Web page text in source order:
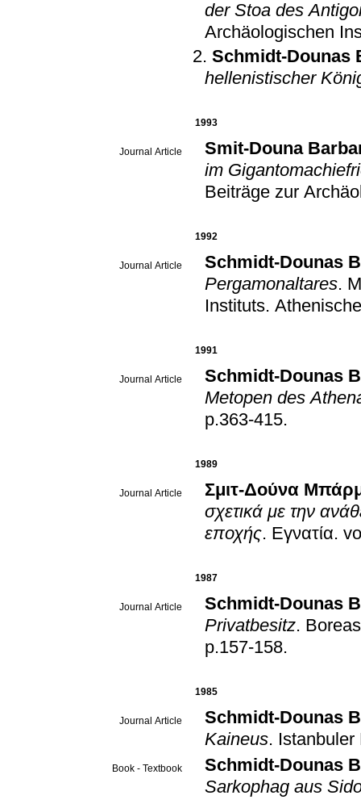
der Stoa des
Archäologischen
Schmidt-Dounas
hellenistischer
1993
Journal Article
Smit-Douna
im
Beiträge zur
1992
Journal Article
Schmidt-Dounas
Pergamonaltares.
Instituts.
1991
Journal Article
Schmidt-Dounas
Metopen des
p.363-415.
1989
Journal Article
Σμιτ-Δούνα
σχετικά με την
εποχής. Εγνατία.
1987
Journal Article
Schmidt-Dounas
Privatbesitz.
p.157-158.
1985
Journal Article
Schmidt-Dounas
Kaineus. Istanbuler
Book - Textbook
Schmidt-Dounas
Sarkophag aus